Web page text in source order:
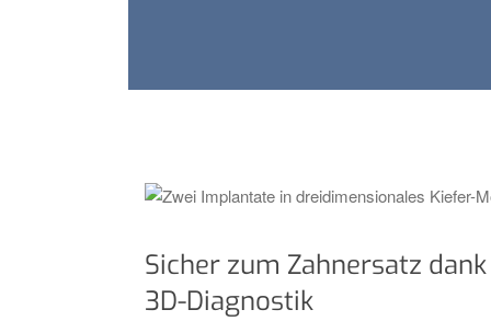
Sicher zum Zahnersatz
3D-Diagnostik